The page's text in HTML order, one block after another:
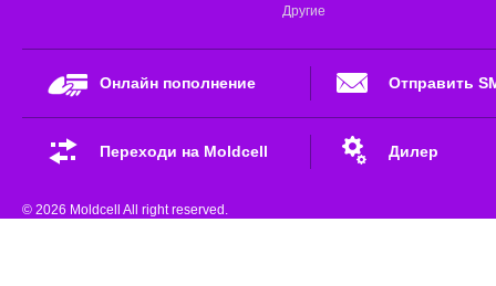
Другие
Онлайн пополнение Отправить
Переходи на Moldcell Дилер
© 2026 Moldcell All right reserved.